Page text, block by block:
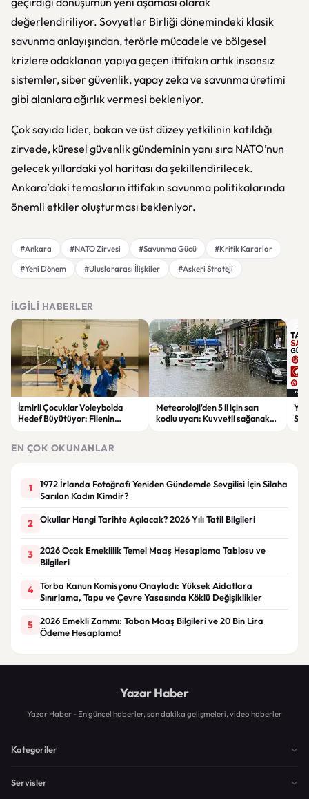
değerlendiriliyor. Sovyetler Birliği dönemindeki klasik
savunma anlayışından, terörle mücadele ve bölgesel
krizlere odaklanan yapıya geçen ittifakın artık insansız
sistemler, siber güvenlik, yapay zeka ve savunma üretimi
gibi alanlara ağırlık vermesi bekleniyor.
Çok sayıda lider, bakan ve üst düzey yetkilinin katıldığı
zirvede, küresel güvenlik gündeminin yanı sıra NATO’nun
gelecek yıllardaki yol haritası da şekillendirilecek.
Ankara’daki temasların ittifakın savunma politikalarında
önemli etkiler oluşturması bekleniyor.
#Ankara #NATO Zirvesi #Savunma Gücü
#Kritik Kararlar
#Yeni Dönem
#Uluslararası İlişkiler #Askeri Strateji
İLGILI HABERLER
İzmirli Çocuklar Voleybolda
Hedef Büyütüyor: Filenin
Meteoroloji'den 5 il için sarı
kodlu uyarı: Kuvvetli sağanak
EN ÇOK OKUNANLAR
1
1972 İrlanda Fotoğrafı Yeniden Gündemde Sevgilisi İçin Silaha
Sarılan Kadın Kimdir?
2 Okullar Hangi Tarihte Açılacak? 2026 Yılı Tatil Bilgileri
3
2026 Ocak Emeklilik Temel Maaş Hesaplama Tablosu ve
Bilgileri
4
Torba Kanun Komisyonu Onayladı: Yüksek Aidatlara
Sınırlama, Tapu ve Çevre Yasasında Köklü Değişiklikler
5
2026 Emekli Zammı: Taban Maaş Bilgileri ve 20 Bin Lira
Ödeme Hesaplama!
Yazar Haber
Yazar Haber - En güncel haberler, son dakika gelişmeleri, video haberler
Kategoriler
Servisler